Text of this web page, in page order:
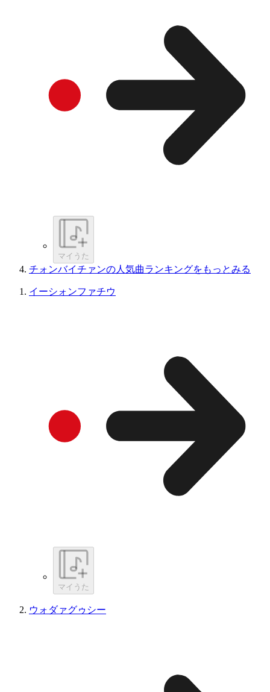
マイうた
チォンバイチァンの人気曲ランキングをもっとみる
イーシォンファチウ
マイうた
ウォダァグゥシー